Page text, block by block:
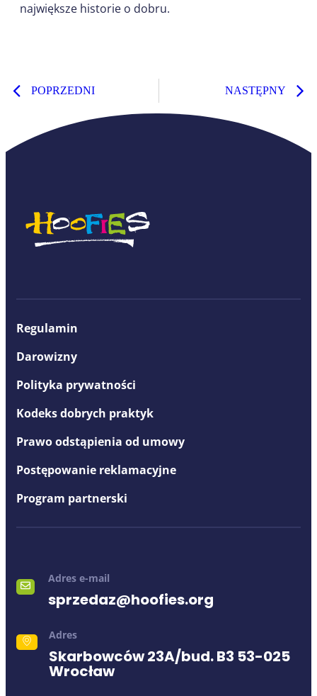
największe historie o dobru.
POPRZEDNI NASTĘPNY
Regulamin
Darowizny
Polityka prywatności
Kodeks dobrych praktyk
Prawo odstąpienia od umowy
Postępowanie reklamacyjne
Program partnerski
Adres e-mail
sprzedaz@hoofies.org
Adres
Skarbowców 23A/bud. B3 53-025
Wrocław